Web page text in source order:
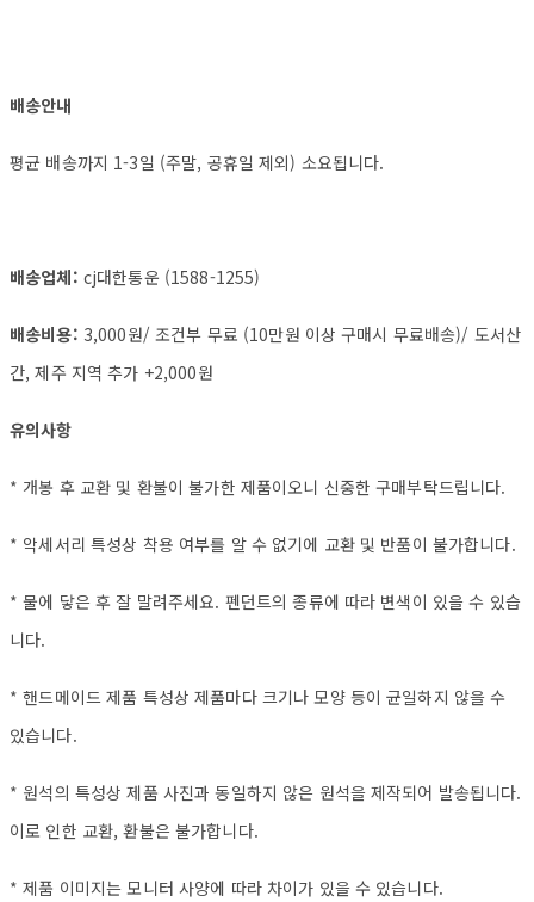
배송안내
평균 배송까지 1-3일 (주말, 공휴일 제외) 소요됩니다.
배송업체: cj대한통운 (1588-1255)
배송비용: 3,000원/ 조건부 무료 (10만원 이상 구매시 무료배송)/ 도서산
간, 제주 지역 추가 +2,000원
유의사항
* 개봉 후 교환 및 환불이 불가한 제품이오니 신중한 구매부탁드립니다.
* 악세서리 특성상 착용 여부를 알 수 없기에 교환 및 반품이 불가합니다.
* 물에 닿은 후 잘 말려주세요. 펜던트의 종류에 따라 변색이 있을 수 있습
니다.
* 핸드메이드 제품 특성상 제품마다 크기나 모양 등이 균일하지 않을 수
있습니다.
* 원석의 특성상 제품 사진과 동일하지 않은 원석을 제작되어 발송됩니다.
이로 인한 교환, 환불은 불가합니다.
* 제품 이미지는 모니터 사양에 따라 차이가 있을 수 있습니다.